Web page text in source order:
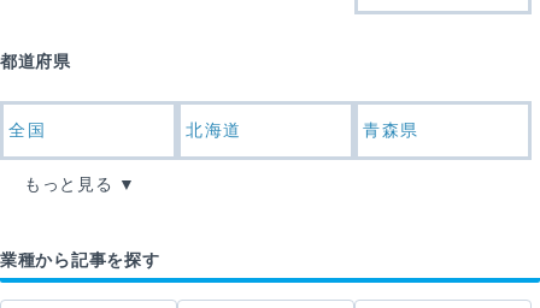
都道府県
全国 北海道 青森県
もっと見る
業種から記事を探す